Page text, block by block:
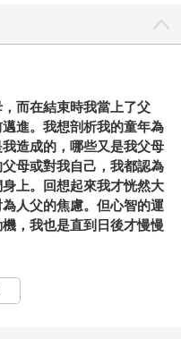
而在結束時我當上了父
進。我想剖析我的童年為
造成的，哪些又是我父母
母或對我自己，我都認為
上。回想起來我才恍然大
人父的焦慮。但心智的運
，我也是直到日後才慢慢
都清楚自己是異類，但看
知道這麼做很惡劣，而這